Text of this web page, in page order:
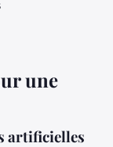
une
artificielles